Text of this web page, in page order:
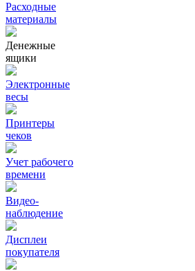
Расходные
материалы
Денежные
ящики
Электронные
весы
Принтеры
чеков
Учет рабочего
времени
Видео‑
наблюдение
Дисплеи
покупателя